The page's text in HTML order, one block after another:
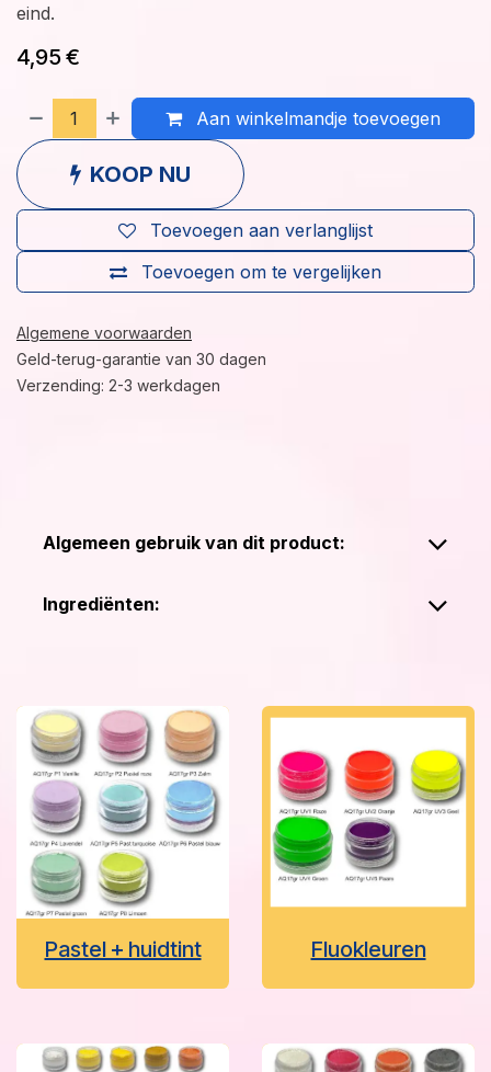
eind.
4,95€
Aan winkelmandje toevoegen
KOOP NU
Toevoegen om te vergelijken
Toevoegen aan verlanglijst
Algemene voorwaarden
Geld-terug-garantie van 30 dagen
Verzending: 2-3 werkdagen
Algemeen gebruik van dit product:
Ingrediënten:
Pastel + huidtint Fluokleuren